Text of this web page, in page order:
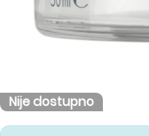
Nije dostupno